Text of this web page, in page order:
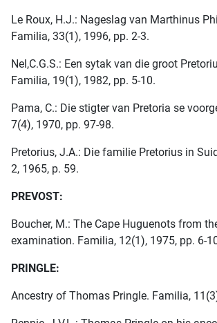
Le Roux, H.J.: Nageslag van Marthinus
Familia, 33(1), 1996, pp. 2-3.
Nel,C.G.S.: Een sytak van die groot
Familia, 19(1), 1982, pp. 5-10.
Pama, C.: Die stigter van Pretoria se
7(4), 1970, pp. 97-98.
Pretorius, J.A.: Die familie Pretorius in
2, 1965, p. 59.
PREVOST:
Boucher, M.: The Cape Huguenots from
examination. Familia, 12(1), 1975, pp. 6-
PRINGLE:
Ancestry of Thomas Pringle. Familia,